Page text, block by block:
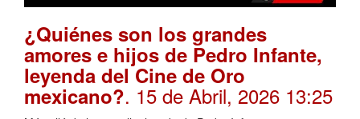
¿Quiénes son los grandes
amores e hijos de Pedro Infante,
leyenda del Cine de Oro
mexicano?. 15 de Abril, 2026 13:25